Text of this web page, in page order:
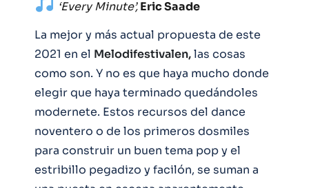
‘Every Minute’,Eric Saade
La mejor y más actual propuesta de este
2021 en el Melodifestivalen,las cosas
como son. Y no es que haya mucho donde
elegir que haya terminado quedándoles
modernete. Estos recursos del dance
noventero o de los primeros dosmiles
para construir un buen tema pop y el
estribillo pegadizo y facilón, se suman a